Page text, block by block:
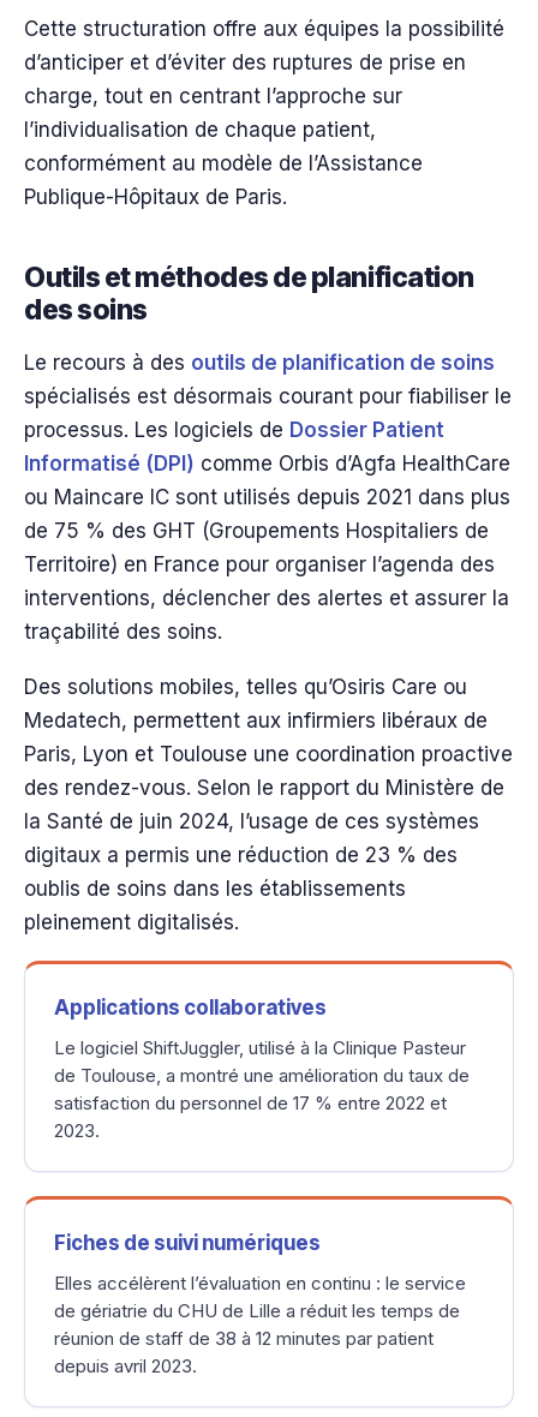
Cette structuration offre aux équipes la possibilité
d’anticiper et d’éviter des ruptures de prise en
charge, tout en centrant l’approche sur
l’individualisation de chaque patient,
conformément au modèle de l’Assistance
Publique-Hôpitaux de Paris.
Outils et méthodes de planification
des soins
Le recours à des outils de planification de soins
spécialisés est désormais courant pour fiabiliser le
processus. Les logiciels de Dossier Patient
Informatisé (DPI) comme Orbis d’Agfa HealthCare
ou Maincare IC sont utilisés depuis 2021 dans plus
de 75 % des GHT (Groupements Hospitaliers de
Territoire) en France pour organiser l’agenda des
interventions, déclencher des alertes et assurer la
traçabilité des soins.
Des solutions mobiles, telles qu’Osiris Care ou
Medatech, permettent aux infirmiers libéraux de
Paris, Lyon et Toulouse une coordination proactive
des rendez-vous. Selon le rapport du Ministère de
la Santé de juin 2024, l’usage de ces systèmes
digitaux a permis une réduction de 23 % des
oublis de soins dans les établissements
pleinement digitalisés.
Applications collaboratives
Le logiciel ShiftJuggler, utilisé à la Clinique Pasteur
de Toulouse, a montré une amélioration du taux de
satisfaction du personnel de 17 % entre 2022 et
2023.
Fiches de suivi numériques
Elles accélèrent l’évaluation en continu : le service
de gériatrie du CHU de Lille a réduit les temps de
réunion de staff de 38 à 12 minutes par patient
depuis avril 2023.